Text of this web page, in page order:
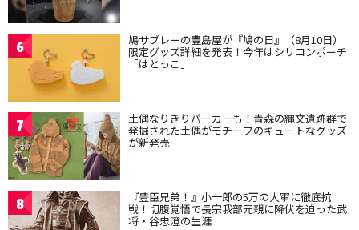
6 鳩サブレーの豊島屋が『鳩の日』（8月10日）
限定グッズ詳細を発表！今年はシリコンポーチ
「はとっこ」
7 土偶なりきりパーカーも！青森の縄文遺跡群で
発掘された土偶がモチーフのキュートなグッズ
が新発売
8 『豊臣兄弟！』小一郎の5万の大軍に徹底抗
戦！切腹覚悟で長宗我部元親に降伏を迫った武
将・谷忠澄の生涯